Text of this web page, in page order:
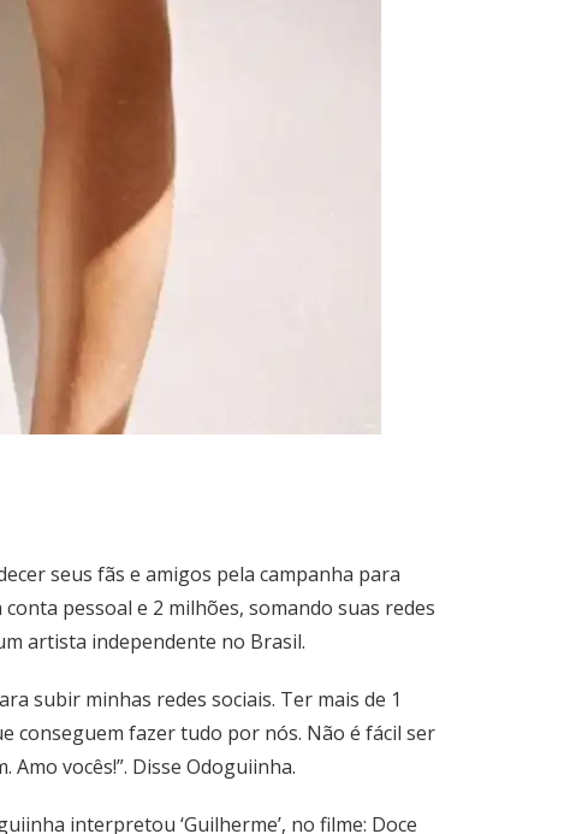
seus fãs e amigos pela campanha para
pessoal e 2 milhões, somando suas redes
artista independente no Brasil.
subir minhas redes sociais. Ter mais de 1
conseguem fazer tudo por nós. Não é fácil ser
vocês!”. Disse Odoguiinha.
interpretou ‘Guilherme’, no filme: Doce